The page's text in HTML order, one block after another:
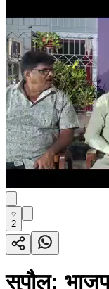
2
सुपौल: